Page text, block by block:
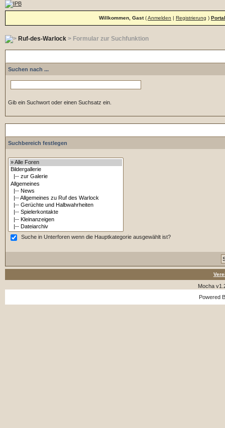
Willkommen, Gast(Anmelden | Registrierung ) Portal
Ruf-des-Warlock> Formular zur Suchfunktion
Suchen nach ...
Gib ein Suchwort oder einen Suchsatz ein.
Suchbereich festlegen
Suche in Unterforen wenn die Hauptkategorie ausgewählt ist?
Mocha
Powered